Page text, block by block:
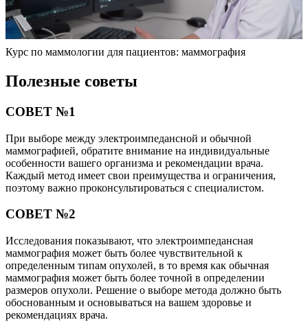
Курс по маммологии для пациентов: маммография
Полезные советы
СОВЕТ №1
При выборе между электроимпедансной и обычной
маммографией, обратите внимание на индивидуальные
особенности вашего организма и рекомендации врача.
Каждый метод имеет свои преимущества и ограничения,
поэтому важно проконсультироваться с специалистом.
СОВЕТ №2
Исследования показывают, что электроимпедансная
маммография может быть более чувствительной к
определенным типам опухолей, в то время как обычная
маммография может быть более точной в определении
размеров опухоли. Решение о выборе метода должно быть
обоснованным и основываться на вашем здоровье и
рекомендациях врача.